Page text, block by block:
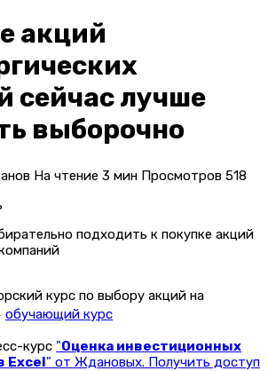
акций
сейчас лучше
выборочно
На чтение 3 мин Просмотров 518
курс по выбору акций на
обучающий курс
курс "Оценка инвестиционных
Excel" от Ждановых. Получить доступ